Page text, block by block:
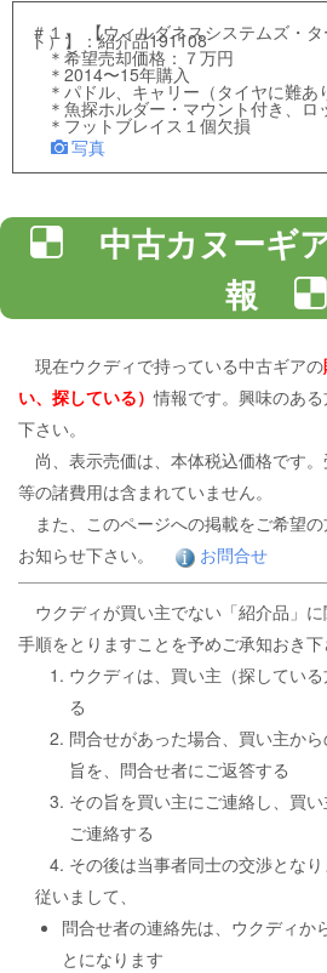
＃１. 【ウィルダネスシステムズ・
ト）】：紹介品191108
＊希望売却価格：７万円
＊2014〜15年購入
＊パドル、キャリー（タイヤに難あ
＊魚探ホルダー・マウント付き、ロ
＊フットブレイス１個欠損
写真
中古カヌーギ
報
現在ウクディで持っている中古ギアの
い、探している）情報です。興味のあ
下さい。
尚、表示売価は、本体税込価格です
等の諸費用は含まれていません。
また、このページへの掲載をご希望
お知らせ下さい。
お問合せ
ウクディが買い主でない「紹介品」
手順をとりますことを予めご承知おき下
ウクディは、買い主（探してい
る
問合せがあった場合、買い主か
旨を、問合せ者にご返答する
その旨を買い主にご連絡し、買
ご連絡する
その後は当事者同士の交渉となり
従いまして、
問合せ者の連絡先は、ウクディか
とになります